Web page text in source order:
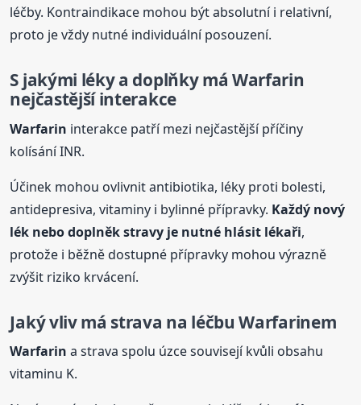
léčby. Kontraindikace mohou být absolutní i relativní,
proto je vždy nutné individuální posouzení.
S jakými léky a doplňky máWarfarin
nejčastější interakce
Warfarin interakce patří mezi nejčastější příčiny
kolísání INR.
Účinek mohou ovlivnit antibiotika, léky proti bolesti,
antidepresiva, vitaminy i bylinné přípravky. Každý nový
lék nebo doplněk stravy je nutné hlásit lékaři,
protože i běžně dostupné přípravky mohou výrazně
zvýšit riziko krvácení.
Jaký vliv má strava na léčbuWarfarinem
Warfarin a strava spolu úzce souvisejí kvůli obsahu
vitaminu K.